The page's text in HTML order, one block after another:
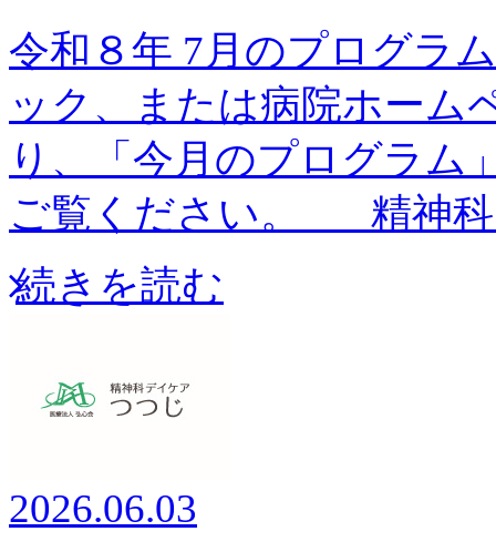
令和８年 7月のプログラ
ック、または病院ホーム
り、「今月のプログラム
ご覧ください。 精神科
続きを読む
2026.06.03